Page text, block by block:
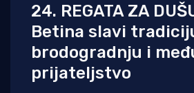
24. REGATA ZA
Betina slavi
brodogradnju i
prijateljstvo